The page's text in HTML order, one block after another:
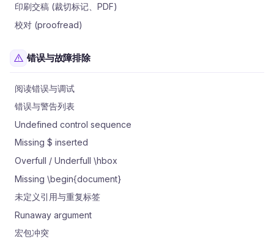
印刷交稿 (裁切标记、PDF)
校对 (proofread)
错误与故障排除
阅读错误与调试
错误与警告列表
Undefined control sequence
Missing $ inserted
Overfull / Underfull \hbox
Missing \begin{document}
未定义引用与重复标签
Runaway argument
宏包冲突